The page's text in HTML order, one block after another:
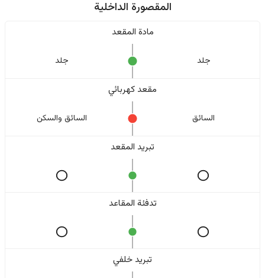
المقصورة الداخلية
مادة المقعد
جلد جلد
مقعد كهربائي
السائق السائق والسکن
تبريد المقعد
تدفئة المقاعد
تبريد خلفي